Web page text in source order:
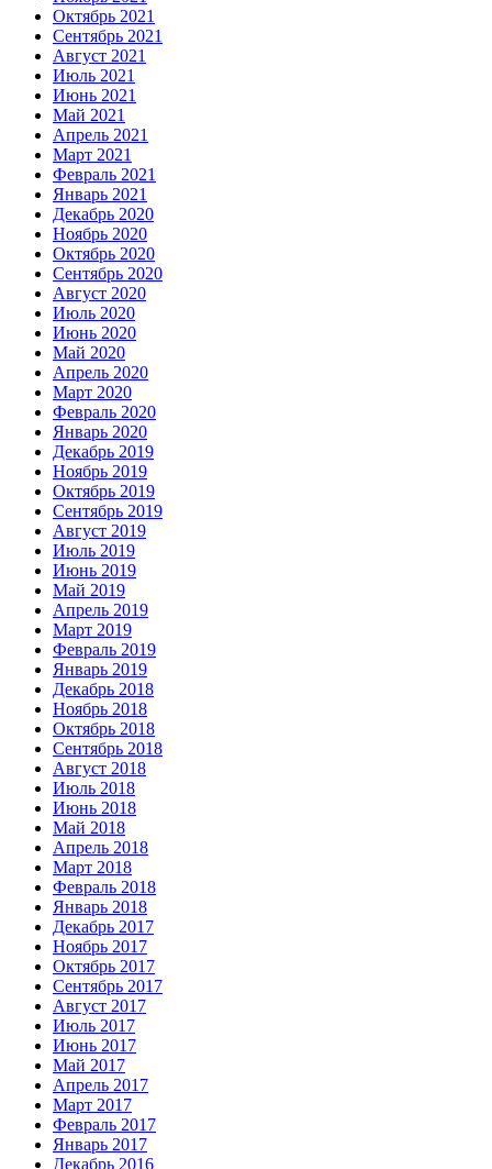
Октябрь 2021
Сентябрь 2021
Август 2021
Июль 2021
Июнь 2021
Май 2021
Апрель 2021
Март 2021
Февраль 2021
Январь 2021
Декабрь 2020
Ноябрь 2020
Октябрь 2020
Сентябрь 2020
Август 2020
Июль 2020
Июнь 2020
Май 2020
Апрель 2020
Март 2020
Февраль 2020
Январь 2020
Декабрь 2019
Ноябрь 2019
Октябрь 2019
Сентябрь 2019
Август 2019
Июль 2019
Июнь 2019
Май 2019
Апрель 2019
Март 2019
Февраль 2019
Январь 2019
Декабрь 2018
Ноябрь 2018
Октябрь 2018
Сентябрь 2018
Август 2018
Июль 2018
Июнь 2018
Май 2018
Апрель 2018
Март 2018
Февраль 2018
Январь 2018
Декабрь 2017
Ноябрь 2017
Октябрь 2017
Сентябрь 2017
Август 2017
Июль 2017
Июнь 2017
Май 2017
Апрель 2017
Март 2017
Февраль 2017
Январь 2017
Декабрь 2016